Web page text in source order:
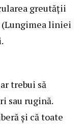
greutății
(Lungimea liniei
trebui să
sau rugină.
și că toate